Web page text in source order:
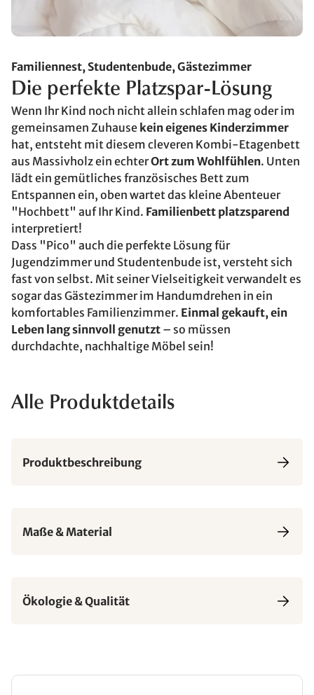
Familiennest, Studentenbude, Gästezimmer
Die perfekte Platzspar-Lösung
Wenn Ihr Kind noch nicht allein schlafen mag oder im
gemeinsamen Zuhause kein eigenes Kinderzimmer
hat, entsteht mit diesem cleveren Kombi-Etagenbett
aus Massivholz ein echterOrt zum Wohlfühlen. Unten
lädt ein gemütliches französisches Bett zum
Entspannen ein, oben wartet das kleine Abenteuer
"Hochbett" auf Ihr Kind. Familienbett platzsparend
interpretiert!
Dass "Pico" auch die perfekte Lösung für
Jugendzimmer und Studentenbude ist, versteht sich
fast von selbst. Mit seiner Vielseitigkeit verwandelt es
sogar das Gästezimmer im Handumdrehen in ein
komfortables Familienzimmer. Einmal gekauft, ein
Leben lang sinnvoll genutzt – so müssen
durchdachte, nachhaltige Möbel sein!
Alle Produktdetails
Produktbeschreibung
Maße & Material
Ökologie & Qualität